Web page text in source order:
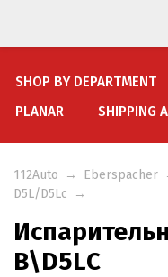
SHOP BY DEPARTMENT
PLANAR
SHIPPING
112Auto → Eberspacher
D5L/D5Lc
→
B\D5LС